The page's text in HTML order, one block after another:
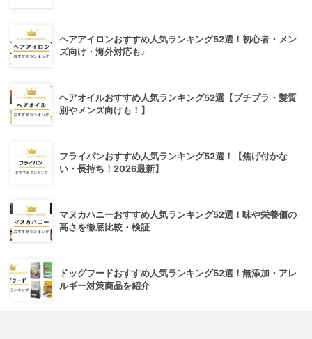
ヘアアイロンおすすめ人気ランキング52選！初心者・メン
ズ向け・海外対応も♪
ヘアオイルおすすめ人気ランキング52選【プチプラ・髪質
別やメンズ向けも！】
フライパンおすすめ人気ランキング52選！【焦げ付かな
い・長持ち！2026最新】
マヌカハニーおすすめ人気ランキング52選！味や栄養価の
高さを徹底比較・検証
ドッグフードおすすめ人気ランキング52選！無添加・アレ
ルギー対策商品を紹介